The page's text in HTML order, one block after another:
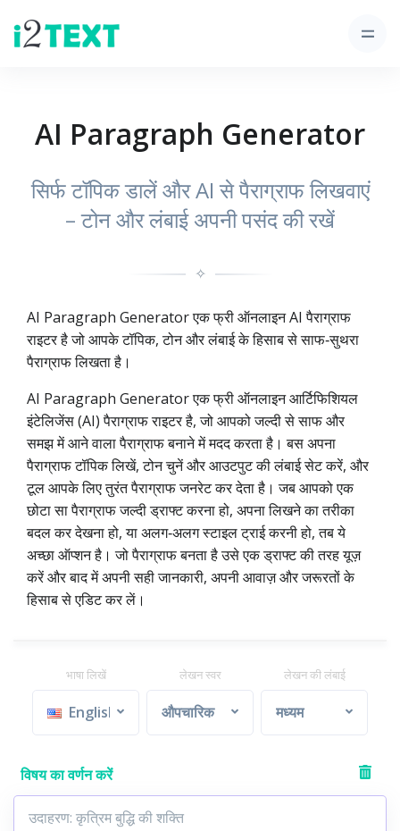
AI Paragraph Generator
सिर्फ टॉपिक डालें और AI से पैराग्राफ लिखवाएं
– टोन और लंबाई अपनी पसंद की रखें
✧
AI Paragraph Generator एक फ्री ऑनलाइन AI पैराग्राफ
राइटर है जो आपके टॉपिक, टोन और लंबाई के हिसाब से साफ‑सुथरा
पैराग्राफ लिखता है।
AI Paragraph Generator एक फ्री ऑनलाइन आर्टिफिशियल
इंटेलिजेंस (AI) पैराग्राफ राइटर है, जो आपको जल्दी से साफ और
समझ में आने वाला पैराग्राफ बनाने में मदद करता है। बस अपना
पैराग्राफ टॉपिक लिखें, टोन चुनें और आउटपुट की लंबाई सेट करें, और
टूल आपके लिए तुरंत पैराग्राफ जनरेट कर देता है। जब आपको एक
छोटा सा पैराग्राफ जल्दी ड्राफ्ट करना हो, अपना लिखने का तरीका
बदल कर देखना हो, या अलग‑अलग स्टाइल ट्राई करनी हो, तब ये
अच्छा ऑप्शन है। जो पैराग्राफ बनता है उसे एक ड्राफ्ट की तरह यूज़
करें और बाद में अपनी सही जानकारी, अपनी आवाज़ और जरूरतों के
हिसाब से एडिट कर लें।
भाषा लिखें
English
लेखन स्वर
औपचारिक
लेखन की लंबाई
मध्यम
विषय का वर्णन करें